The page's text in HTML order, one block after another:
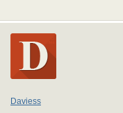
Daviess